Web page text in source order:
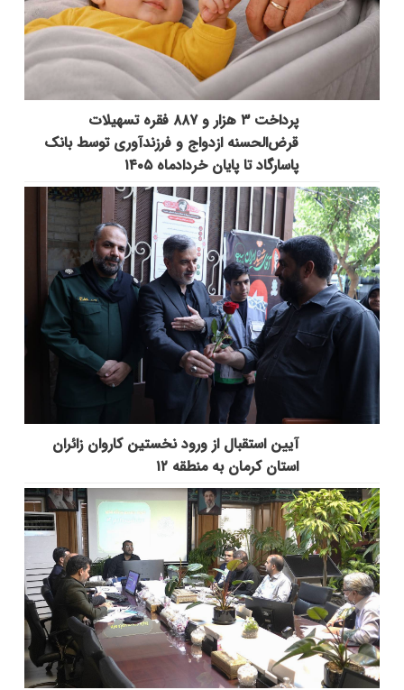
پرداخت ۳ هزار و ۸۸۷ فقره تسهیلات
قرض‌الحسنه ازدواج و فرزندآوری توسط بانک
پاسارگاد تا پایان خردادماه ۱۴۰۵
آیین استقبال از ورود نخستین کاروان زائران
استان کرمان به منطقه ۱۲